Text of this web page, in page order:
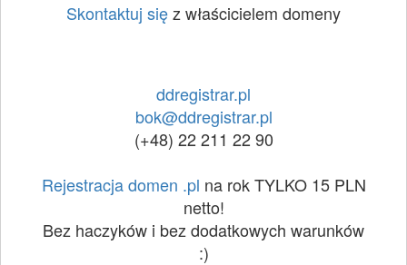
Skontaktuj sięz właścicielem domeny
ddregistrar.pl
bok@ddregistrar.pl
(+48) 22 211 22 90
Rejestracja domen .pl na rok TYLKO 15 PLN
netto!
Bez haczyków i bez dodatkowych warunków
:)